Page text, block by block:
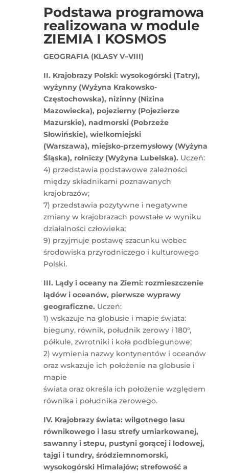
Podstawa programowa
realizowana w module
ZIEMIA I KOSMOS
GEOGRAFIA (KLASY V–VIII)
II. Krajobrazy Polski: wysokogórski (Tatry),
wyżynny (Wyżyna Krakowsko-
Częstochowska), nizinny (Nizina
Mazowiecka), pojezierny (Pojezierze
Mazurskie), nadmorski (Pobrzeże
Słowińskie), wielkomiejski
(Warszawa), miejsko-przemysłowy (Wyżyna
Śląska), rolniczy (Wyżyna Lubelska). Uczeń:
4) przedstawia podstawowe zależności
między składnikami poznawanych
krajobrazów;
7) przedstawia pozytywne i negatywne
zmiany w krajobrazach powstałe w wyniku
działalności człowieka;
9) przyjmuje postawę szacunku wobec
środowiska przyrodniczego i kulturowego
Polski.
III. Lądy i oceany na Ziemi: rozmieszczenie
lądów i oceanów, pierwsze wyprawy
geograficzne. Uczeń:
1) wskazuje na globusie i mapie świata:
bieguny, równik, południk zerowy i 180°,
półkule, zwrotniki i koła podbiegunowe;
2) wymienia nazwy kontynentów i oceanów
oraz wskazuje ich położenie na globusie i
mapie
świata oraz określa ich położenie względem
równika i południka zerowego.
IV. Krajobrazy świata: wilgotnego lasu
równikowego i lasu strefy umiarkowanej,
sawanny i stepu, pustyni gorącej i lodowej,
tajgi i tundry, śródziemnomorski,
wysokogórski Himalajów; strefowość a